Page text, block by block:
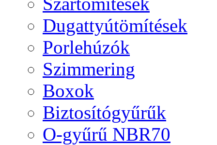
Dugattyútömítések
Porlehúzók
Szimmering
Boxok
Biztosítógyűrűk
O-gyűrű NBR70